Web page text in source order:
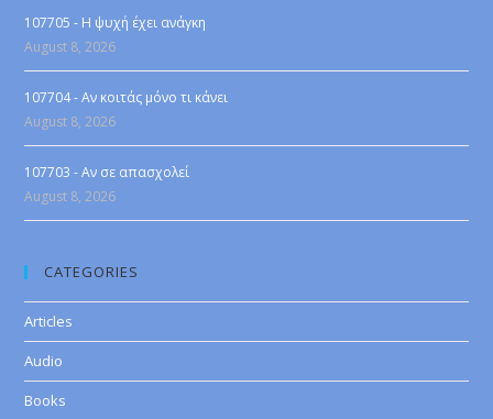
107705 - Η ψυχή έχει ανάγκη
August 8, 2026
107704 - Αν κοιτάς μόνο τι κάνει
August 8, 2026
107703 - Αν σε απασχολεί
August 8, 2026
CATEGORIES
Articles
Audio
Books